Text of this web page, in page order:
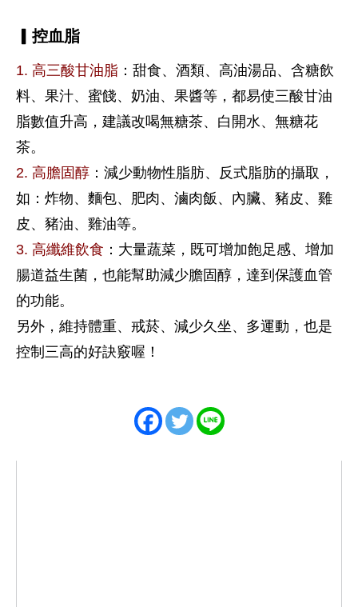
▎控血脂
1. 高三酸甘油脂 ：甜食、酒類、高油湯品、含糖飲
料、果汁、蜜餞、奶油、果醬等，都易使三酸甘油
脂數值升高，建議改喝無糖茶、白開水、無糖花
茶。
2. 高膽固醇 ：減少動物性脂肪、反式脂肪的攝取，
如：炸物、麵包、肥肉、滷肉飯、內臟、豬皮、雞
皮、豬油、雞油等。
3. 高纖維飲食 ：大量蔬菜，既可增加飽足感、增加
腸道益生菌，也能幫助減少膽固醇，達到保護血管
的功能。
另外，維持體重、戒菸、減少久坐、多運動，也是
控制三高的好訣竅喔！